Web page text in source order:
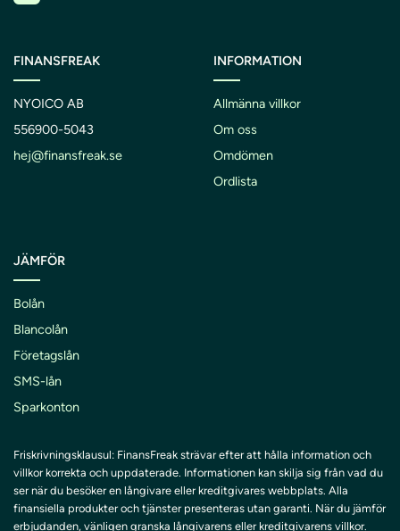
FINANSFREAK
NYOICO AB
556900-5043
hej@finansfreak.se
INFORMATION
Allmänna villkor
Om oss
Omdömen
Ordlista
JÄMFÖR
Bolån
Blancolån
Företagslån
SMS-lån
Sparkonton
Friskrivningsklausul: FinansFreak strävar efter att hålla information och
villkor korrekta och uppdaterade. Informationen kan skilja sig från vad du
ser när du besöker en långivare eller kreditgivares webbplats. Alla
finansiella produkter och tjänster presenteras utan garanti. När du jämför
erbjudanden, vänligen granska långivarens eller kreditgivarens villkor.